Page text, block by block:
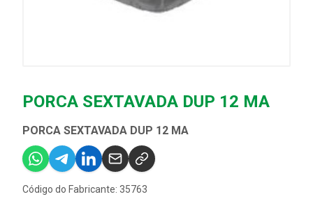
PORCA SEXTAVADA DUP 12 MA
PORCA SEXTAVADA DUP 12 MA
Código do Fabricante: 35763